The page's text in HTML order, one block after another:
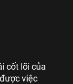
cốt lõi của
việc